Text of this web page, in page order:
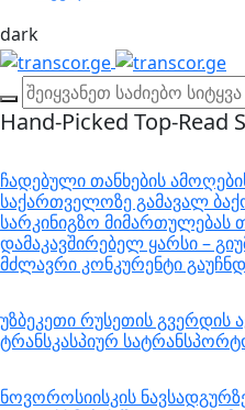
dark
Hand-Picked Top-Read
ჩადებული თანხების
საქართველოზე გამავალ
სარკინიგზო მიმართულებას
დამაკავშირებელ ყარსი –
მძლავრი კონკურენტი
უზბეკეთი რუსეთის
ტრანსკასპიურ
ნოვოროსიისკის